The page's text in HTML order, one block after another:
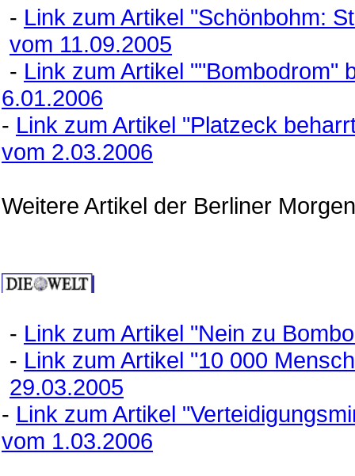
- Link zum Artikel "Schönbohm:
vom 11.09.2005
- Link zum Artikel ""Bombodrom"
6.01.2006
- Link zum Artikel "Platzeck
vom 2.03.2006
Weitere Artikel der Berliner
- Link zum Artikel "Nein zu
- Link zum Artikel "10 000
29.03.2005
- Link zum Artikel
vom 1.03.2006